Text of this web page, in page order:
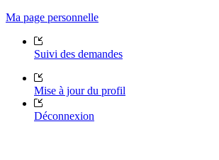
Ma page personnelle
Suivi des demandes
Mise à jour du profil
Déconnexion